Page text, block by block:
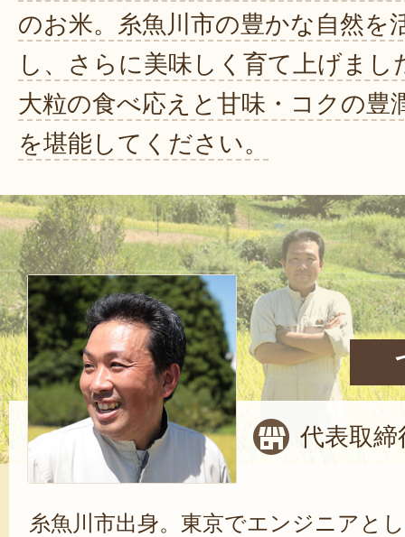
のお米。糸魚川市の豊かな自然を
し、さらに美味しく育て上げまし
大粒の食べ応えと甘味・コクの豊
を堪能してください。
代表取締
糸魚川市出身。東京でエンジニアと